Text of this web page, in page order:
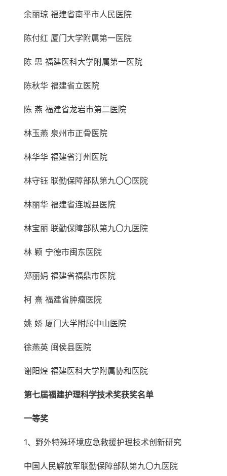
余丽琼 福建省南平市人民医院
陈付红 厦门大学附属第一医院
陈 思 福建医科大学附属第一医院
陈秋华 福建省立医院
陈 燕 福建省龙岩市第二医院
林玉燕 泉州市正骨医院
林华华 福建省汀州医院
林守钰 联勤保障部队第九〇〇医院
林丽华 福建省连城县医院
林宝丽 联勤保障部队第九〇九医院
林 颖 宁德市闽东医院
郑丽娟 福建省福鼎市医院
柯 熹 福建省肿瘤医院
姚 娇 厦门大学附属中山医院
徐燕英 闽侯县医院
谢阳煌 福建医科大学附属协和医院
第七届福建护理科学技术奖获奖名单
一等奖
1、野外特殊环境应急救援护理技术创新研究
中国人民解放军联勤保障部队第九〇九医院